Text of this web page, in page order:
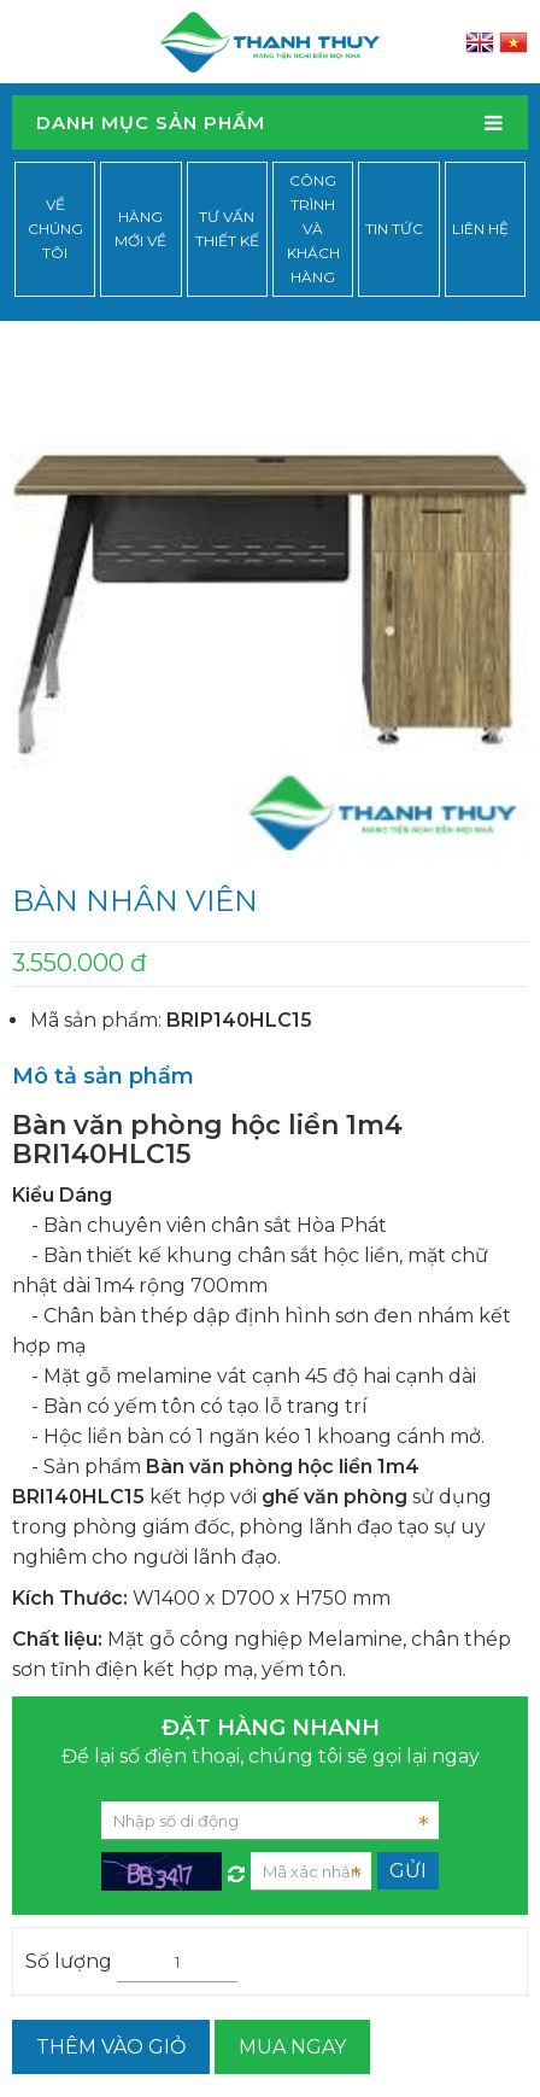
DANH MỤC SẢN PHẨM
VỀ
CHÚNG
TÔI
HÀNG
MỚI VỀ
TƯ VẤN
THIẾT KẾ
CÔNG
TRÌNH
VÀ
KHÁCH
HÀNG
TIN TỨC LIÊN HỆ
BÀN NHÂN VIÊN
3.550.000 đ
Mã sản phẩm: BRIP140HLC15
Mô tả sản phẩm
Bàn văn phòng hộc liền 1m4
BRI140HLC15
Kiểu Dáng
- Bàn chuyên viên chân sắt Hòa Phát
- Bàn thiết kế khung chân sắt hộc liền, mặt chữ
nhật dài 1m4 rộng 700mm
- Chân bàn thép dập định hình sơn đen nhám kết
hợp mạ
- Mặt gỗ melamine vát cạnh 45 độ hai cạnh dài
- Bàn có yếm tôn có tạo lỗ trang trí
- Hộc liền bàn có 1 ngăn kéo 1 khoang cánh mở.
- Sản phẩm Bàn văn phòng hộc liền 1m4
BRI140HLC15 kết hợp với ghế văn phòng sử dụng
trong phòng giám đốc, phòng lãnh đạo tạo sự uy
nghiêm cho người lãnh đạo.
Kích Thước: W1400 x D700 x H750 mm
Chất liệu: Mặt gỗ công nghiệp Melamine, chân thép
sơn tĩnh điện kết hợp mạ, yếm tôn.
ĐẶT HÀNG NHANH
Để lại số điện thoại, chúng tôi sẽ gọi lại ngay
Số lượng
THÊM VÀO GIỎ MUA NGAY